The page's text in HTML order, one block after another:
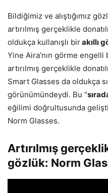
Bildiğimiz ve alıştığımız
artırılmış gerçeklikle
oldukça kullanışlı birakıllı
Yine Aira’nın görme
artırılmış gerçeklikle
Smart Glasses da oldukça
görünümündeydi. Bu “
eğilimi doğrultusunda
Norm Glasses.
Artırılmış
gözlük: Norm